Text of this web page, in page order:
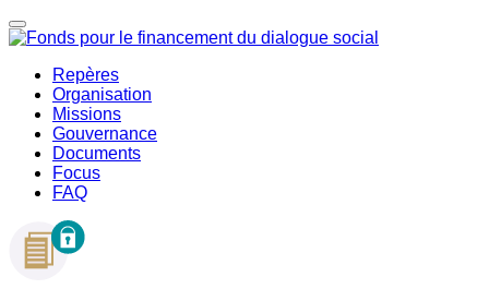
Repères
Organisation
Missions
Gouvernance
Documents
Focus
FAQ